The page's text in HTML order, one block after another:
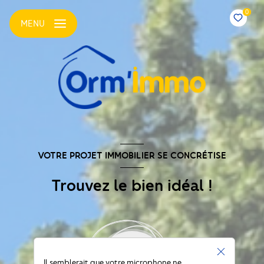
0
MENU
VOTRE PROJET IMMOBILIER SE CONCRÉTISE
Trouvez le bien idéal !
Il semblerait que votre microphone ne